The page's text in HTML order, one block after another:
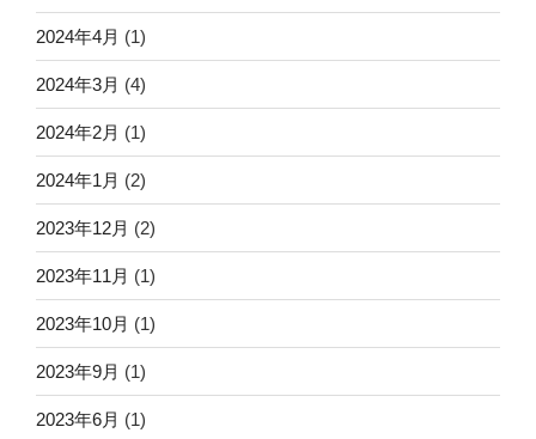
2024年4月 (1)
2024年3月 (4)
2024年2月 (1)
2024年1月 (2)
2023年12月 (2)
2023年11月 (1)
2023年10月 (1)
2023年9月 (1)
2023年6月 (1)